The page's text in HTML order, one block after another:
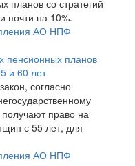
планов со стратегий
почти на 10%.
АО НПФ
пенсионных планов
и 60 лет
согласно
право на
с 55 лет, для
АО НПФ